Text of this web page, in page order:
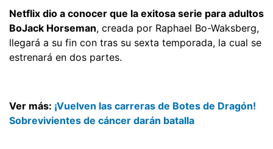
Netflix dio a conocer que la exitosa serie para adultos
BoJack Horseman, creada por Raphael Bo-Waksberg,
llegará a su fin con tras su sexta temporada, la cual se
estrenará en dos partes.
Ver más: ¡Vuelven las carreras de Botes de Dragón!
Sobrevivientes de cáncer darán batalla